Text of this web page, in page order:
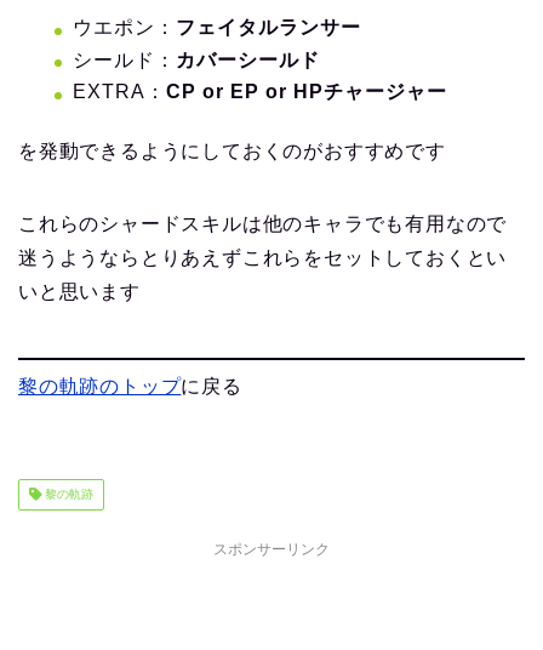
ウエポン： フェイタルランサー
シールド： カバーシールド
EXTRA： CP or EP or HPチャージャー
を発動できるようにしておくのがおすすめです
これらのシャードスキルは他のキャラでも有用なので
迷うようならとりあえずこれらをセットしておくとい
いと思います
黎の軌跡のトップに戻る
黎の軌跡
スポンサーリンク